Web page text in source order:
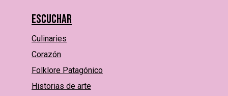
Escuchar
Culinaries
Corazón
Folklore Patagónico
Historias de arte